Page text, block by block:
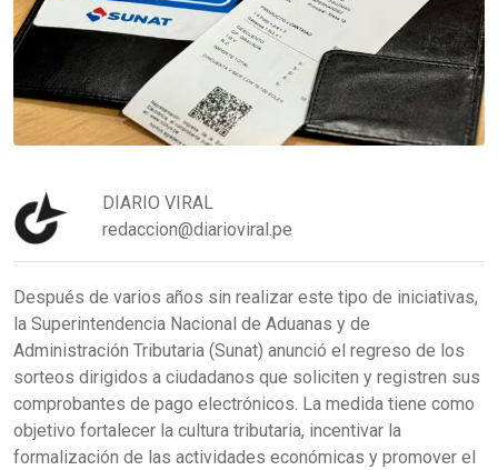
DIARIO VIRAL
redaccion@diarioviral.pe
Después de varios años sin realizar este tipo de iniciativas,
la Superintendencia Nacional de Aduanas y de
Administración Tributaria (Sunat) anunció el regreso de los
sorteos dirigidos a ciudadanos que soliciten y registren sus
comprobantes de pago electrónicos. La medida tiene como
objetivo fortalecer la cultura tributaria, incentivar la
formalización de las actividades económicas y promover el